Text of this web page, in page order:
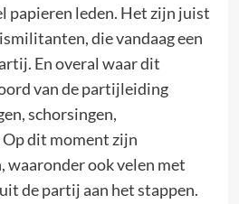
papieren leden. Het zijn juist
die vandaag een
En overal waar dit
van de partijleiding
schorsingen,
dit moment zijn
waaronder ook velen met
de partij aan het stappen.